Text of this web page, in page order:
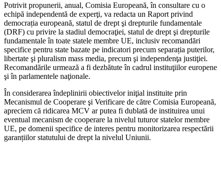
Potrivit propunerii, anual, Comisia Europeană, în consultare cu o
echipă independentă de experţi, va redacta un Raport privind
democrația europeană, statul de drept şi drepturile fundamentale
(DRF) cu privire la stadiul democraţiei, statul de drept şi drepturile
fundamentale în toate statele membre UE, inclusiv recomandări
specifice pentru state bazate pe indicatori precum separația puterilor,
libertate şi pluralism mass media, precum şi independenţa justiţiei.
Recomandările urmează a fi dezbătute în cadrul instituţiilor europene
şi în parlamentele naţionale.
În considerarea îndeplinirii obiectivelor iniţial instituite prin
Mecanismul de Cooperare şi Verificare de către Comisia Europeană,
apreciem că ridicarea MCV ar putea fi dublată de instituirea unui
eventual mecanism de cooperare la nivelul tuturor statelor membre
UE, pe domenii specifice de interes pentru monitorizarea respectării
garanțiilor statutului de drept la nivelul Uniunii.